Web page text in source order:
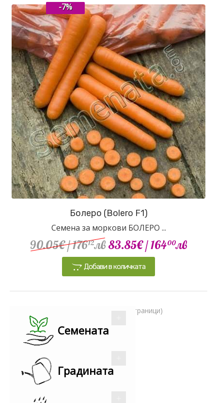
Болеро (Bolero F1)
Семена за моркови БОЛЕРО ...
90.05€/ 17612лв 83.85€/ 16400лв
Добави в количката
-7%
Показва 1 до 1 от 1 (1 страници)
Семената
Градината